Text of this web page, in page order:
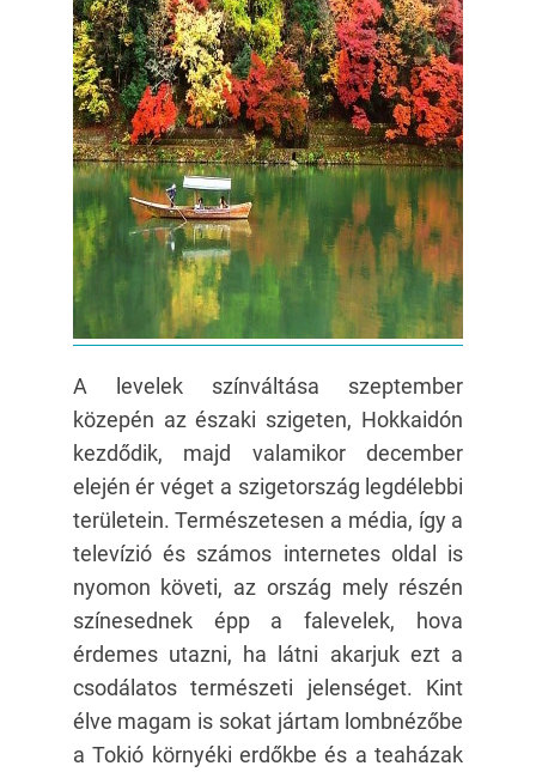
A levelek színváltása szeptember
közepén az északi szigeten, Hokkaidón
kezdődik, majd valamikor december
elején ér véget a szigetország legdélebbi
területein. Természetesen a média, így a
televízió és számos internetes oldal is
nyomon követi, az ország mely részén
színesednek épp a falevelek, hova
érdemes utazni, ha látni akarjuk ezt a
csodálatos természeti jelenséget. Kint
élve magam is sokat jártam lombnézőbe
a Tokió környéki erdőkbe és a teaházak